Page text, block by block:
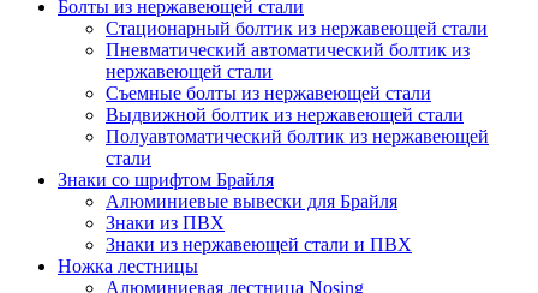
Болты из нержавеющей стали
Стационарный болтик из нержавеющей стали
Пневматический автоматический болтик из
нержавеющей стали
Съемные болты из нержавеющей стали
Выдвижной болтик из нержавеющей стали
Полуавтоматический болтик из нержавеющей
стали
Знаки со шрифтом Брайля
Алюминиевые вывески для Брайля
Знаки из ПВХ
Знаки из нержавеющей стали и ПВХ
Ножка лестницы
Алюминиевая лестница Nosing